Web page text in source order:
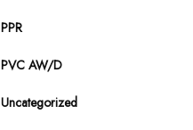
PPR
PVC AW/D
Uncategorized